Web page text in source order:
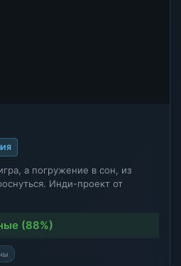
а погружение в сон, из
Инди-проект от
(88%)